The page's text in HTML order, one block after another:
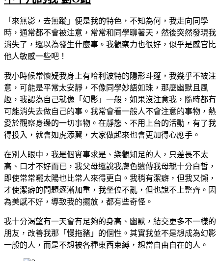
「來無影，去無蹤」便是我的特色，不知為何，我走向同學
時，通常都不會被注意，常常和同學聊著天，然後突然發現我
消失了，還以為發生什麼事。我觀察力也很好，似乎是感官比
他人敏感一些吧！
我小時候常懷疑我身上有哈利波特的隱形斗篷，我幾乎不被注
意，可能是平常太安靜，不像同學妙語如珠，那麼幽默且風
趣，我認為自己就像「幻影」一般，如果沒注意我，隨時都有
可能消失去做自己的事。我常會看一般人不會注意的事物，熱
愛於觀察身邊的一切事物。在靜態、不用上台的活動，有了我
得投入，就會如虎添翼，大家做起來也會更加得心應手。
在別人眼中，我是個實事求是、樂觀知足的人，只差長不太
高、口才不好而已，我父母還說我膚色遺傳我母親十分白皙，
即使常常曬太陽也比常人來得更白。我稍有潔癖，但我又懶，
才使潔癖的問題逐漸加重，我坐位不亂，但也說不上整齊。因
為美感不好，導致我的擺放，都有些奇怪。
我十分渴望有一天會有足夠的身高、幽默，結交更多不一樣的
朋友，改善我那「慢拖豬」的個性。其實我並不是想成為幻影
一般的人，而是不想被各種東西束縛，想當自由自在的人。